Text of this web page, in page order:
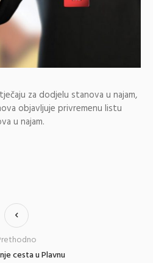
za dodjelu stanova u najam,
objavljuje privremenu listu
u najam.
cesta u Plavnu